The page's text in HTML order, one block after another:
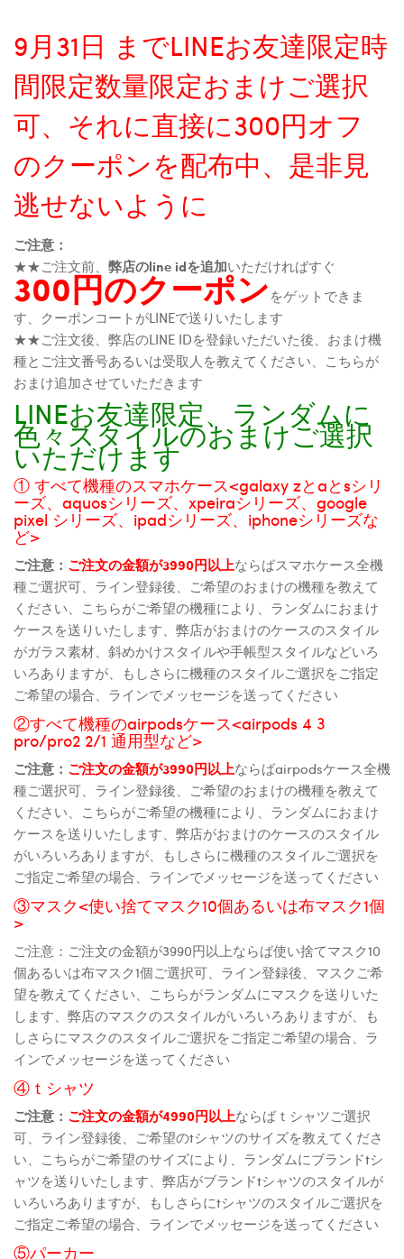
9月31日 までLINEお友達限定時
間限定数量限定おまけご選択
可、それに直接に300円オフ
のクーポンを配布中、是非見
逃せないように
ご注意：
★★ご注文前、 弊店のline idを追加いただければすぐ
300円のクーポンをゲットできま
す、クーポンコートがLINEで送りいたします
★★ご注文後、弊店のLINE IDを登録いただいた後、おまけ機
種とご注文番号あるいは受取人を教えてください、こちらが
おまけ追加させていただきます
LINEお友達限定、ランダムに
色々スタイルのおまけご選択
いただけます
① すべて機種のスマホケース<galaxy zとaとsシリ
ーズ、aquosシリーズ、xpeiraシリーズ、google
pixel シリーズ、ipadシリーズ、iphoneシリーズな
ど>
ご注意： ご注文の金額が3990円以上ならばスマホケース全機
種ご選択可、ライン登録後、ご希望のおまけの機種を教えて
ください、こちらがご希望の機種により、ランダムにおまけ
ケースを送りいたします、弊店がおまけのケースのスタイル
がガラス素材、斜めかけスタイルや手帳型スタイルなどいろ
いろありますが、もしさらに機種のスタイルご選択をご指定
ご希望の場合、ラインでメッセージを送ってください
②すべて機種のairpodsケース<airpods 4 3
pro/pro2 2/1 通用型など>
ご注意： ご注文の金額が3990円以上ならばairpodsケース全機
種ご選択可、ライン登録後、ご希望のおまけの機種を教えて
ください、こちらがご希望の機種により、ランダムにおまけ
ケースを送りいたします、弊店がおまけのケースのスタイル
がいろいろありますが、もしさらに機種のスタイルご選択を
ご指定ご希望の場合、ラインでメッセージを送ってください
③マスク<使い捨てマスク10個あるいは布マスク1個
>
ご注意：ご注文の金額が3990円以上ならば使い捨てマスク10
個あるいは布マスク1個ご選択可、ライン登録後、マスクご希
望を教えてください、こちらがランダムにマスクを送りいた
します、弊店のマスクのスタイルがいろいろありますが、も
しさらにマスクのスタイルご選択をご指定ご希望の場合、ラ
インでメッセージを送ってください
④ｔシャツ
ご注意： ご注文の金額が4990円以上ならばｔシャツご選択
可、ライン登録後、ご希望のtシャツのサイズを教えてくださ
い、こちらがご希望のサイズにより、ランダムにブランドtシ
ャツを送りいたします、弊店がブランドtシャツのスタイルが
いろいろありますが、もしさらにtシャツのスタイルご選択を
ご指定ご希望の場合、ラインでメッセージを送ってください
⑤パーカー